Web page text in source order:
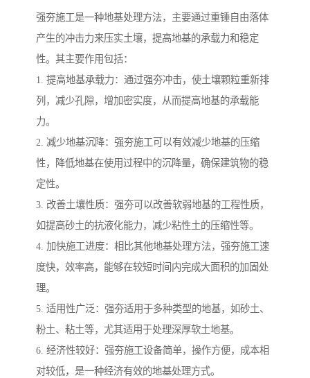
强夯施工是一种地基处理方法，主要通过重锤自由落体
产生的冲击力来压实土壤，提高地基的承载力和稳定
性。其主要作用包括：
1. 提高地基承载力：通过强夯冲击，使土壤颗粒重新排
列，减少孔隙，增加密实度，从而提高地基的承载能
力。
2. 减少地基沉降：强夯施工可以有效减少地基的压缩
性，降低地基在使用过程中的沉降量，确保建筑物的稳
定性。
3. 改善土壤性质：强夯可以改善软弱地基的工程性质，
如提高砂土的抗液化能力，减少粘性土的压缩性等。
4. 加快施工进度：相比其他地基处理方法，强夯施工速
度快，效率高，能够在较短时间内完成大面积的加固处
理。
5. 适用性广泛：强夯适用于多种类型的地基，如砂土、
粉土、粘土等，尤其适用于处理深厚软土地基。
6. 经济性较好：强夯施工设备简单，操作方便，成本相
对较低，是一种经济有效的地基处理方式。